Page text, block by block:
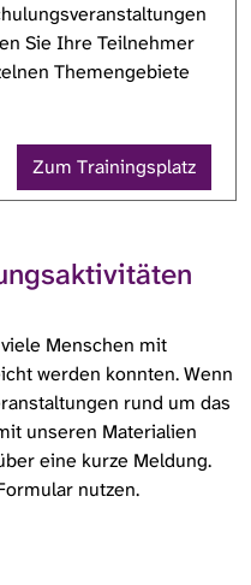
Sie Ihre Teilnehmer
Themengebiete
Zum Trainingsplatz
Menschen mit
werden konnten. Wenn
rund um das
unseren Materialien
eine kurze Meldung.
nutzen.